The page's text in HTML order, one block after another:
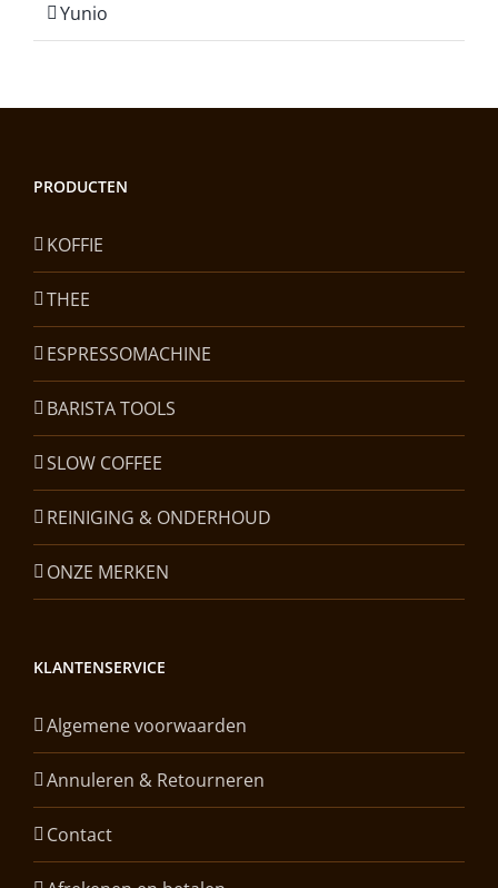
Yunio
PRODUCTEN
KOFFIE
THEE
ESPRESSOMACHINE
BARISTA TOOLS
SLOW COFFEE
REINIGING & ONDERHOUD
ONZE MERKEN
KLANTENSERVICE
Algemene voorwaarden
Annuleren & Retourneren
Contact